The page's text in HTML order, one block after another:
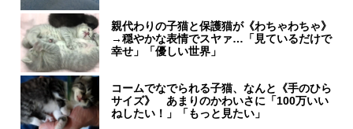
親代わりの子猫と保護猫が《わちゃわちゃ》
→穏やかな表情でスヤァ…「見ているだけで
幸せ」「優しい世界」
コームでなでられる子猫、なんと《手のひら
サイズ》 あまりのかわいさに「100万いい
ねしたい！」「もっと見たい」